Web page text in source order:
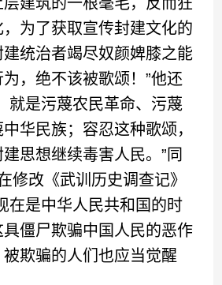
为了获取宣传封建文化的
统治者竭尽奴颜婢膝之能
，绝不该被歌颂！”他还
就是污蔑农民革命、污蔑
华民族；容忍这种歌颂，
思想继续毒害人民。”同
修改《武训历史调查记》
在是中华人民共和国的时
僵尸欺骗中国人民的恶作
欺骗的人们也应当觉醒